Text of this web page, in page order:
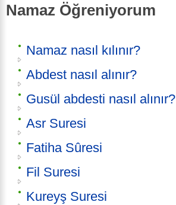
Namaz Öğreniyorum
Namaz nasıl kılınır?
Abdest nasıl alınır?
Gusül abdesti nasıl alınır?
Asr Suresi
Fatiha Sûresi
Fil Suresi
Kureyş Suresi